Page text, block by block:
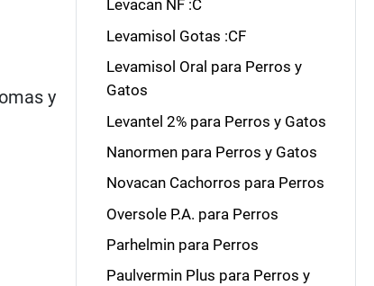
y
Levacan NF :C
Levamisol Gotas :CF
Levamisol Oral para Perros y
Gatos
Levantel 2% para Perros y Gatos
Nanormen para Perros y Gatos
Novacan Cachorros para Perros
Oversole P.A. para Perros
Parhelmin para Perros
Paulvermin Plus para Perros y